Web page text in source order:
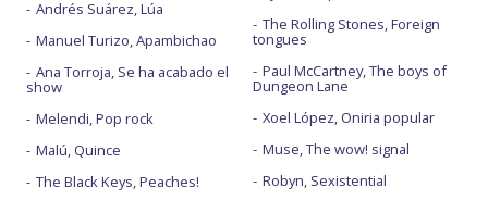
Andrés Suárez, Lúa
Manuel Turizo, Apambichao
Ana Torroja, Se ha acabado el
show
Melendi, Pop rock
Malú, Quince
The Black Keys, Peaches!
The Rolling Stones, Foreign
tongues
Paul McCartney, The boys of
Dungeon Lane
Xoel López, Oniria popular
Muse, The wow! signal
Robyn, Sexistential